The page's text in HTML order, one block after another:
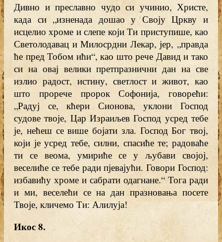
Дивно и преславно чудо си учинио, Христе,
када си „изненада дошао у Своју Цркву и
исцелио хроме и слепе који Ти приступише, као
Светолодавац и Милосрдни Лекар, јер, „правда
ће пред Тобом ићи“, као што рече Давид и тако
си на овај велики претпразнични дан на све
излио радост, истину, светлост и живот, као
што прорече пророк Софонија, говорећи:
„Радуј се, кћери Сионова, уклони Господ
судове твоје, Цар Израиљев Господ усред тебе
је, нећеш се више бојати зла. Господ Бог твој,
који је усред тебе, силни, спасиће те; радоваће
ти се веома, умириће се у љубави својој,
веселиће се тебе ради пјевајући. Говори Господ:
избавићу хроме и сабрати одагнане.“ Тога ради
и ми, веселећи се на дан празновања посете
Твоје, кличемо Ти: Алилуја!
Икос 8.